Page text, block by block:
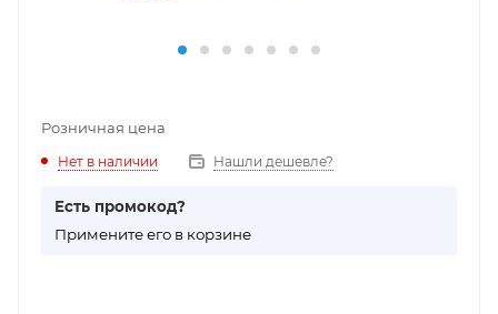
Розничная цена
Нет в наличии Нашли дешевле?
Есть промокод?
Примените его в корзине